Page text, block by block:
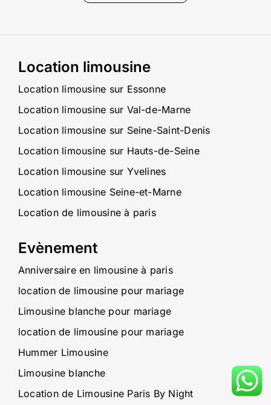
Location limousine
Location limousine sur Essonne
Location limousine sur Val-de-Marne
Location limousine sur Seine-Saint-Denis
Location limousine sur Hauts-de-Seine
Location limousine sur Yvelines
Location limousine Seine-et-Marne
Location de limousine à paris
Evènement
Anniversaire en limousine à paris
location de limousine pour mariage
Limousine blanche pour mariage
location de limousine pour mariage
Hummer Limousine
Limousine blanche
Location de Limousine Paris By Night